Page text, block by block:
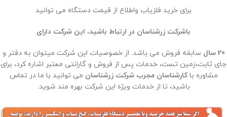
برای خرید فلزیاب واطلاع از قیمت دستگاه می توانید
باشرکت زرشناسان در ارتباط باشید، این شرکت دارای
20 سال
سابقه فروش می باشد. از خصوصیات این شرکت میتوان به دفتر و
جای ثابت،زمین تست، خدمات پس از فروش و گارانتی معتبر اشاره کرد، برای
مشاوره باکارشناسان مجرب شرکت زرشناسان می توانید با ما در تماس
باشید، تا از خدمات ویژه این شرکت بهره مند شوید.